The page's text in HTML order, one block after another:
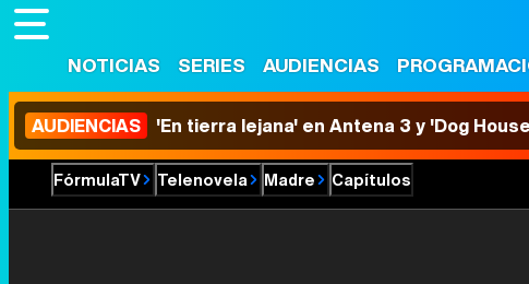
NOTICIAS SERIES AUDIENCIAS
AUDIENCIAS 'En tierra lejana' en Antena 3 y 'Dog
FórmulaTV Telenovela Madre Capítulos